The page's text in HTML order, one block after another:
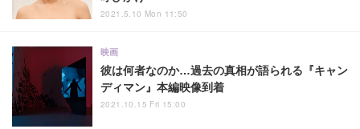
2021.5.10 Mon 11:50
彼は何者なのか…過去の真相が語られる『キャン
ディマン』本編映像到着
映画
2021.10.15 Fri 15:00